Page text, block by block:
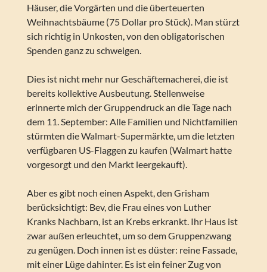
Häuser, die Vorgärten und die überteuerten
Weihnachtsbäume (75 Dollar pro Stück). Man stürzt
sich richtig in Unkosten, von den obligatorischen
Spenden ganz zu schweigen.
Dies ist nicht mehr nur Geschäftemacherei, die ist
bereits kollektive Ausbeutung. Stellenweise
erinnerte mich der Gruppendruck an die Tage nach
dem 11. September: Alle Familien und Nichtfamilien
stürmten die Walmart-Supermärkte, um die letzten
verfügbaren US-Flaggen zu kaufen (Walmart hatte
vorgesorgt und den Markt leergekauft).
Aber es gibt noch einen Aspekt, den Grisham
berücksichtigt: Bev, die Frau eines von Luther
Kranks Nachbarn, ist an Krebs erkrankt. Ihr Haus ist
zwar außen erleuchtet, um so dem Gruppenzwang
zu genügen. Doch innen ist es düster: reine Fassade,
mit einer Lüge dahinter. Es ist ein feiner Zug von